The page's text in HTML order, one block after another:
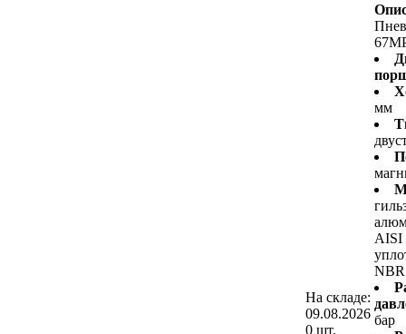
На складе:
09.08.2026
0 шт.
мм
AISI
NBR
бар